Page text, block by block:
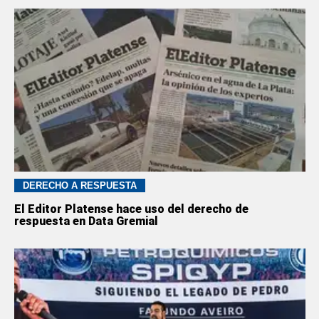
DERECHO A RESPUESTA
El Editor Platense hace uso del derecho de
respuesta en Data Gremial